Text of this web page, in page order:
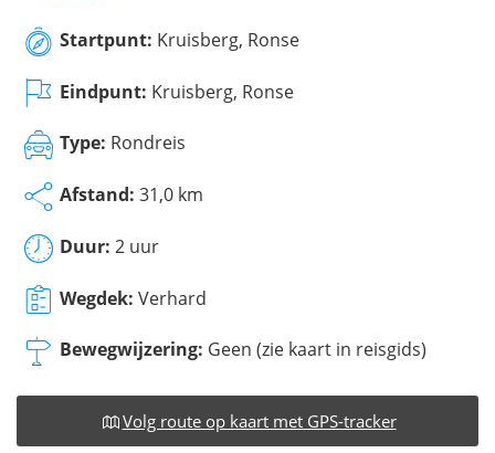
Startpunt: Kruisberg, Ronse
Eindpunt: Kruisberg, Ronse
Type: Rondreis
Afstand: 31,0 km
Duur: 2 uur
Wegdek: Verhard
Bewegwijzering: Geen (zie kaart in reisgids)
Volg route op kaart met GPS-tracker